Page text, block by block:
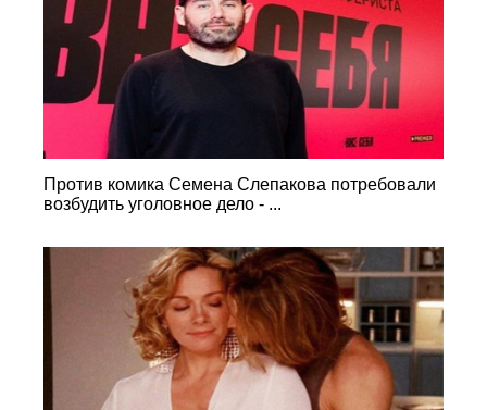
Против комика Семена Слепакова потребовали
возбудить уголовное дело - ...